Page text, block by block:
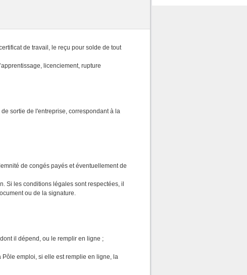
de travail, le reçu pour solde de tout
licenciement, rupture
sortie de l'entreprise, correspondant à la
de congés payés et éventuellement de
Si les conditions légales sont respectées, il
ou de la signature.
il dépend, ou le remplir en ligne ;
emploi, si elle est remplie en ligne, la